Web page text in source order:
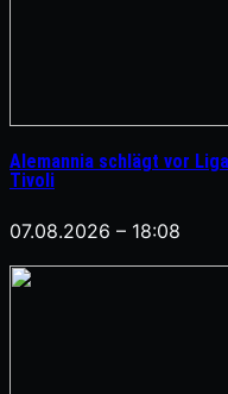
Alemannia schlägt vor
Tivoli
07.08.2026 – 18:08